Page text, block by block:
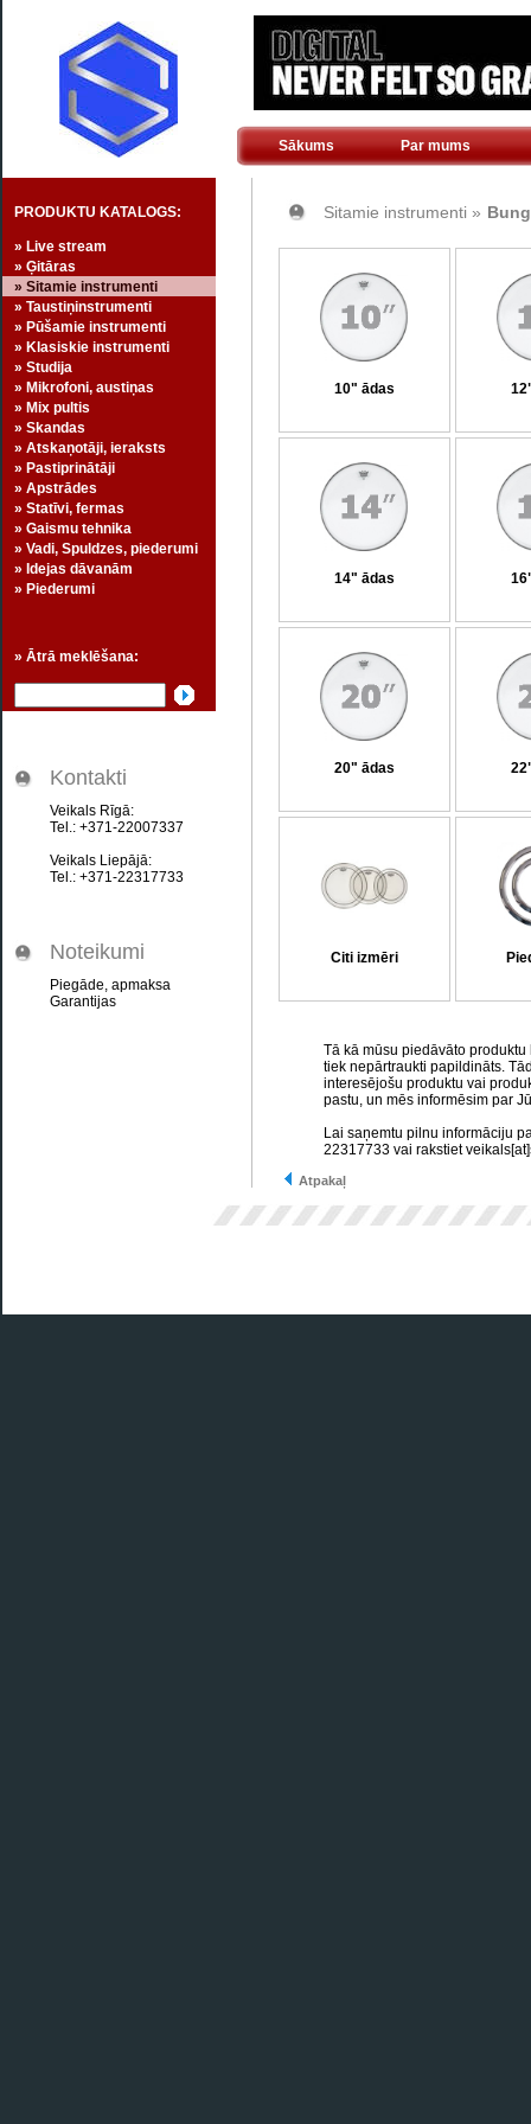
Sākums Par mums
PRODUKTU KATALOGS:
» Live stream
» Ģitāras
» Sitamie instrumenti
» Taustiņinstrumenti
» Pūšamie instrumenti
» Klasiskie instrumenti
» Studija
» Mikrofoni, austiņas
» Mix pultis
» Skandas
» Atskaņotāji, ieraksts
» Pastiprinātāji
» Apstrādes
» Statīvi, fermas
» Gaismu tehnika
» Vadi, Spuldzes, piederumi
» Idejas dāvanām
» Piederumi
» Ātrā meklēšana:
Kontakti
Veikals Rīgā:
Tel.: +371-22007337
Veikals Liepājā:
Tel.: +371-22317733
Noteikumi
Piegāde, apmaksa
Garantijas
Sitamie instrumenti »
10" ādas
14" ādas
20" ādas
Citi izmēri
Tā kā mūsu piedāvāto
tiek nepārtraukti papildināts.
interesējošu produktu vai
pastu, un mēs informēsim par
Lai saņemtu pilnu informāciju
22317733 vai rakstiet
Atpakaļ